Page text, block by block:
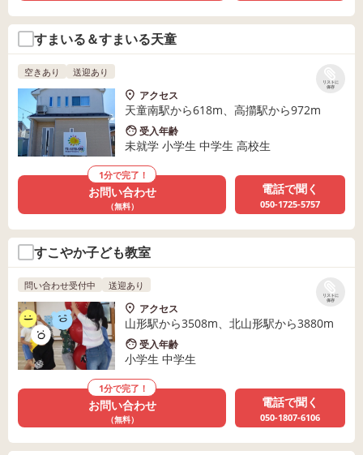
すまいる＆すまいる天童
リストに
保存
空きあり 送迎あり
アクセス
天童南駅から618m、高擶駅から972m
受入年齢
未就学 小学生 中学生 高校生
1分で完了！
お問い合わせ
（無料）
電話で聞く
050-1725-5757
すこやか子ども教室
リストに
保存
問い合わせ受付中 送迎あり
アクセス
山形駅から3508m、北山形駅から3880m
受入年齢
小学生 中学生
1分で完了！
お問い合わせ
（無料）
電話で聞く
050-1807-6106